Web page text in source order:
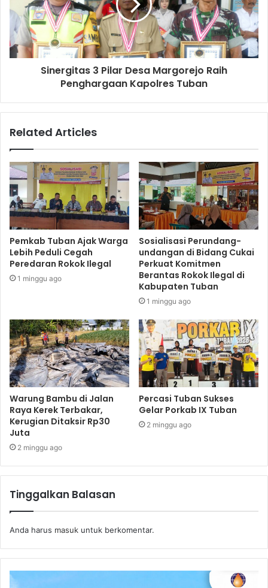
Sinergitas 3 Pilar Desa Margorejo Raih
Penghargaan Kapolres Tuban
Related Articles
Pemkab Tuban Ajak Warga
Lebih Peduli Cegah
Peredaran Rokok Ilegal
1 minggu ago
Sosialisasi Perundang-
undangan di Bidang Cukai
Perkuat Komitmen
Berantas Rokok Ilegal di
Kabupaten Tuban
1 minggu ago
Warung Bambu di Jalan
Raya Kerek Terbakar,
Kerugian Ditaksir Rp30
Juta
2 minggu ago
Percasi Tuban Sukses
Gelar Porkab IX Tuban
2 minggu ago
Tinggalkan Balasan
Anda harus masuk untuk berkomentar.